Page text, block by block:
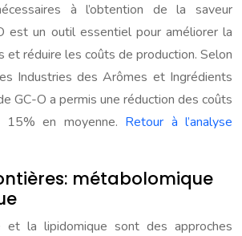
à l’obtention de la saveur
est un outil essentiel pour améliorer la
et réduire les coûts de production. Selon
Industries des Arômes et Ingrédients
GC-O a permis une réduction des coûts
en moyenne. Retour à l’analyse
métabolomique
et la lipidomique sont des approches